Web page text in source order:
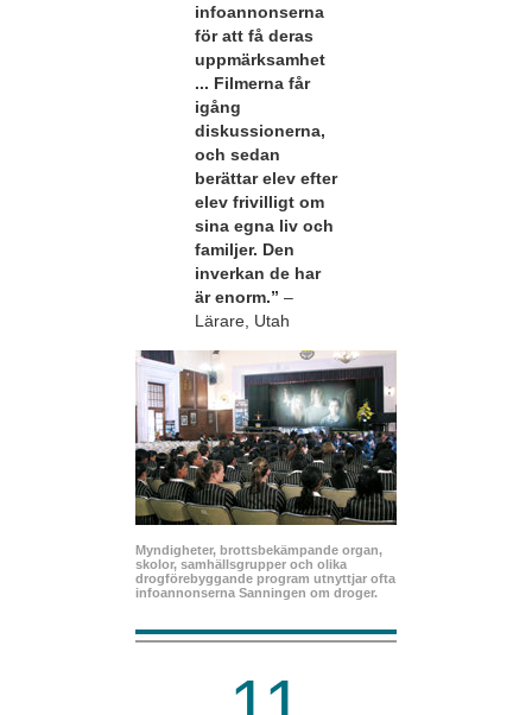
infoannonserna
för att få deras
uppmärksamhet
... Filmerna får
igång
diskussionerna,
och sedan
berättar elev efter
elev frivilligt om
sina egna liv och
familjer. Den
inverkan de har
är enorm.” –
Lärare, Utah
Myndigheter, brottsbekämpande organ,
skolor, samhällsgrupper och olika
drogförebyggande program utnyttjar ofta
infoannonserna Sanningen om droger.